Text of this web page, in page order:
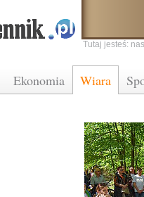
Ekonomia Wiara
Tutaj jesteś: